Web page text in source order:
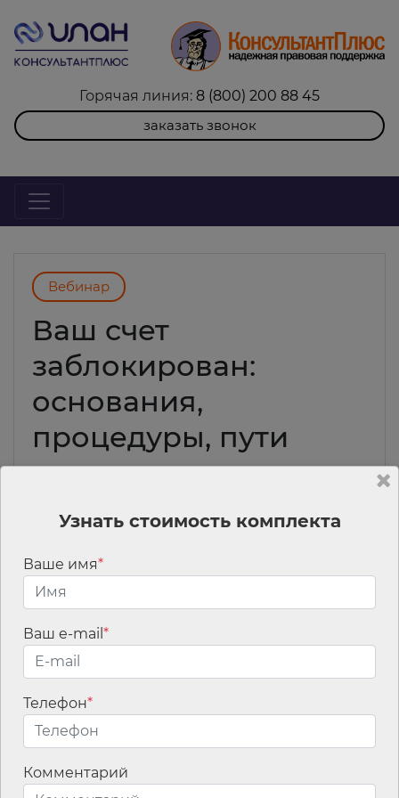
Горячая линия: 8 (800) 200 88 45
заказать звонок
Вебинар
Ваш счет
заблокирован:
основания,
процедуры, пути
решения
Данное мероприятие прошло
#Семинары
Узнать стоимость комплекта
Ваше имя*
Ваш e-mail *
Телефон*
Комментарий